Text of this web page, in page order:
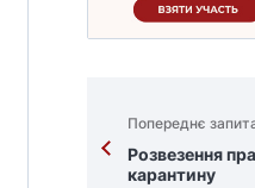
Попереднє
Розвезення
карантину